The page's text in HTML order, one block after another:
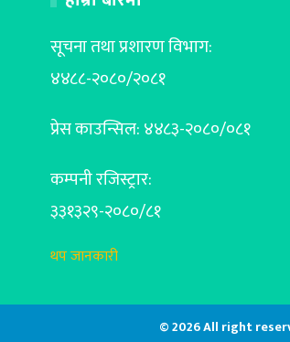
सूचना तथा प्रशारण विभाग:
४४८८-२०८०/२०८१
प्रेस काउन्सिल: ४४८३-२०८०/०८१
कम्पनी रजिस्ट्रार:
३३१३२९-२०८०/८१
थप जानकारी
© 2026 All right